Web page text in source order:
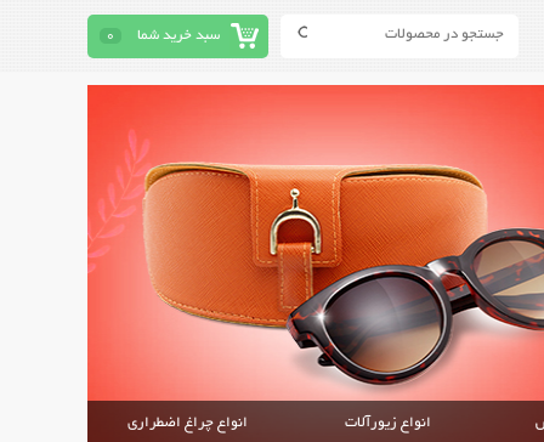
سبد خرید شما 0
انواع زیورآلات انواع چراغ اضطراری